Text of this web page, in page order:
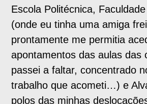
Escola Politécnica,
(onde eu tinha uma amiga
prontamente me permitia
apontamentos das aulas das
passei a faltar, concentrado
trabalho que acometi…) e
polos das minhas